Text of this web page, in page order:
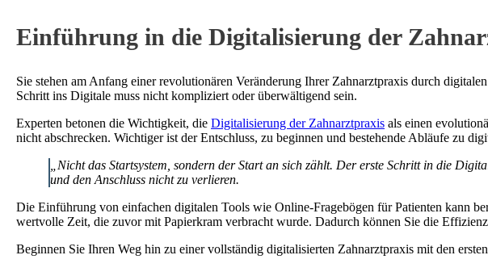
Einführung in die Digitalisierung der
Sie stehen am Anfang einer revolutionären Veränderung Ihrer Zahnarztpraxis durch
Schritt ins Digitale muss nicht kompliziert oder überwältigend sein.
Experten betonen die Wichtigkeit, die Digitalisierung der Zahnarztpraxis als einen
nicht abschrecken. Wichtiger ist der Entschluss, zu beginnen und bestehende Abläufe zu
„Nicht das Startsystem, sondern der Start an sich zählt. Der erste Schritt in die
und den Anschluss nicht zu verlieren.
Die Einführung von einfachen digitalen Tools wie Online-Fragebögen für Patienten kann
wertvolle Zeit, die zuvor mit Papierkram verbracht wurde. Dadurch können Sie die
Beginnen Sie Ihren Weg hin zu einer vollständig digitalisierten Zahnarztpraxis mit den